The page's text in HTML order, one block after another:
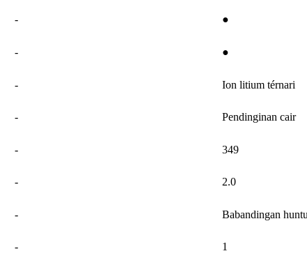
- ●
- ●
- Ion litium térnari
- Pendinginan cair
- 349
- 2.0
- Babandingan
- 1